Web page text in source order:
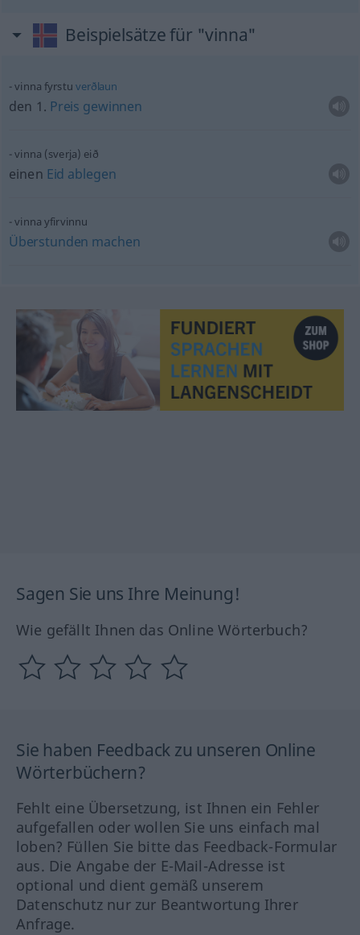
Beispielsätze für "vinna"
vinna fyrstuverðlaun
den 1. Preis gewinnen
vinna (sverja) eið
einen Eid ablegen
vinna yfirvinnu
Überstunden machen
Sagen Sie uns Ihre Meinung!
Wie gefällt Ihnen das Online Wörterbuch?
Sie haben Feedback zu unseren Online
Wörterbüchern?
Fehlt eine Übersetzung, ist Ihnen ein Fehler
aufgefallen oder wollen Sie uns einfach mal
loben? Füllen Sie bitte das Feedback-Formular
aus. Die Angabe der E-Mail-Adresse ist
optional und dient gemäß unserem
Datenschutz nur zur Beantwortung Ihrer
Anfrage.